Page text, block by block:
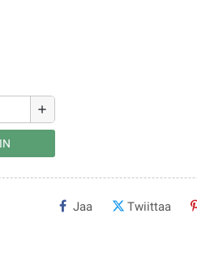
add
Jaa Twiittaa